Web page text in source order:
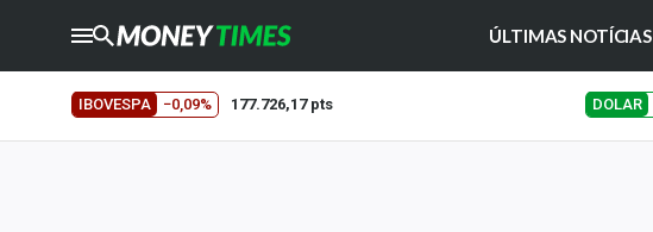
ÚLTIMAS NOTÍCIAS
CRYPTOTIMES
AGROTIMES
IBOVESPA −0,09% 177.726,17 pts DOLAR